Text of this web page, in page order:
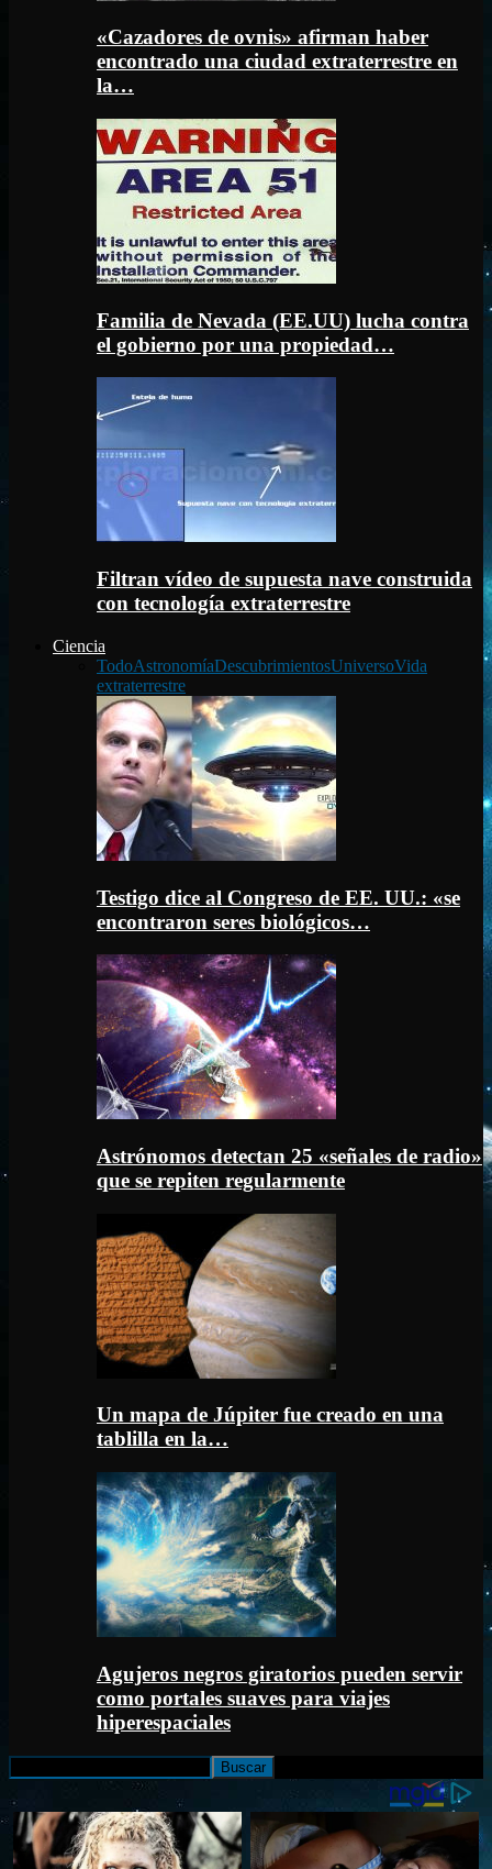
«Cazadores de ovnis» afirman haber
encontrado una ciudad extraterrestre en
la…
Familia de Nevada (EE.UU) lucha contra
el gobierno por una propiedad…
Filtran vídeo de supuesta nave construida
con tecnología extraterrestre
Ciencia
TodoAstronomíaDescubrimientosUniversoVida
extraterrestre
Testigo dice al Congreso de EE. UU.: «se
encontraron seres biológicos…
Astrónomos detectan 25 «señales de radio»
que se repiten regularmente
Un mapa de Júpiter fue creado en una
tablilla en la…
Agujeros negros giratorios pueden servir
como portales suaves para viajes
hiperespaciales